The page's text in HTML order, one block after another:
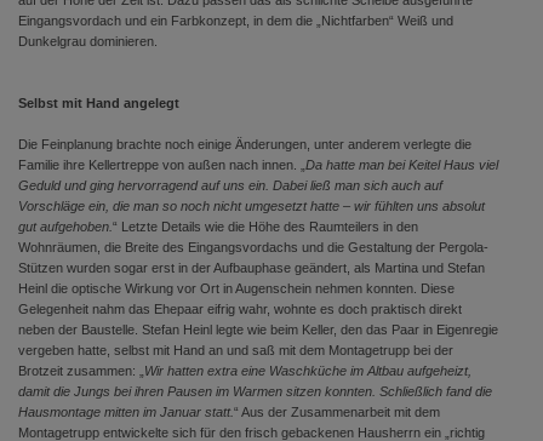
Eingangsvordach und ein Farbkonzept, in dem die „Nichtfarben“ Weiß und
Dunkelgrau dominieren.
Selbst mit Hand angelegt
Die Feinplanung brachte noch einige Änderungen, unter anderem verlegte die
Familie ihre Kellertreppe von außen nach innen. „ Da hatte man bei Keitel Haus viel
Geduld und ging hervorragend auf uns ein. Dabei ließ man sich auch auf
Vorschläge ein, die man so noch nicht umgesetzt hatte – wir fühlten uns absolut
gut aufgehoben. “ Letzte Details wie die Höhe des Raumteilers in den
Wohnräumen, die Breite des Eingangsvordachs und die Gestaltung der Pergola-
Stützen wurden sogar erst in der Aufbauphase geändert, als Martina und Stefan
Heinl die optische Wirkung vor Ort in Augenschein nehmen konnten. Diese
Gelegenheit nahm das Ehepaar eifrig wahr, wohnte es doch praktisch direkt
neben der Baustelle. Stefan Heinl legte wie beim Keller, den das Paar in Eigenregie
vergeben hatte, selbst mit Hand an und saß mit dem Montagetrupp bei der
Brotzeit zusammen: „ Wir hatten extra eine Waschküche im Altbau aufgeheizt,
damit die Jungs bei ihren Pausen im Warmen sitzen konnten. Schließlich fand die
Hausmontage mitten im Januar statt.“ Aus der Zusammenarbeit mit dem
Montagetrupp entwickelte sich für den frisch gebackenen Hausherrn ein „richtig